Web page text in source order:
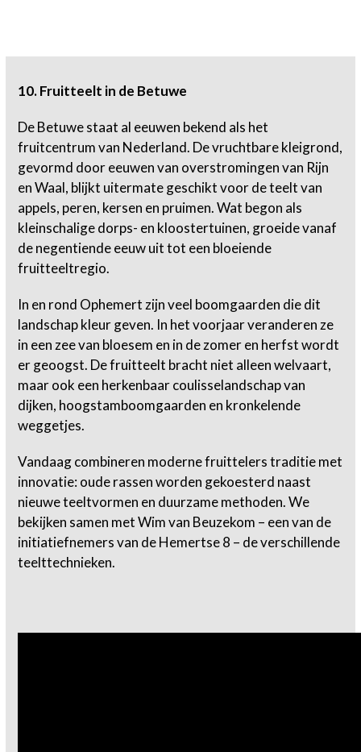
10. Fruitteelt in de Betuwe
De Betuwe staat al eeuwen bekend als het
fruitcentrum van Nederland. De vruchtbare kleigrond,
gevormd door eeuwen van overstromingen van Rijn
en Waal, blijkt uitermate geschikt voor de teelt van
appels, peren, kersen en pruimen. Wat begon als
kleinschalige dorps- en kloostertuinen, groeide vanaf
de negentiende eeuw uit tot een bloeiende
fruitteeltregio.
In en rond Ophemert zijn veel boomgaarden die dit
landschap kleur geven. In het voorjaar veranderen ze
in een zee van bloesem en in de zomer en herfst wordt
er geoogst. De fruitteelt bracht niet alleen welvaart,
maar ook een herkenbaar coulisselandschap van
dijken, hoogstamboomgaarden en kronkelende
weggetjes.
Vandaag combineren moderne fruittelers traditie met
innovatie: oude rassen worden gekoesterd naast
nieuwe teeltvormen en duurzame methoden. We
bekijken samen met Wim van Beuzekom – een van de
initiatiefnemers van de Hemertse 8 – de verschillende
teelttechnieken.